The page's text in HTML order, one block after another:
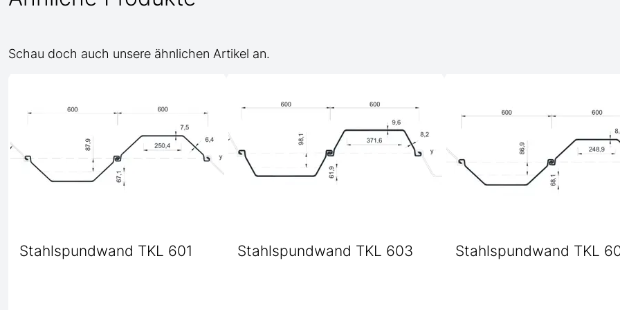
Schau doch auch unsere ähnlichen Artikel an.
Stahlspundwand TKL 601 Stahlspundwand TKL 603 Stahlspundwand TKL